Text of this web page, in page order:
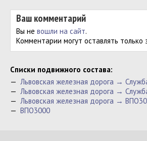
Ваш комментарий
Вы не вошли на сайт.
Комментарии могут оставлять только
Cписки подвижного состава:
— Львовская железная дорога →
— Львовская железная дорога →
— Львовская железная дорога →
— ВПО3000